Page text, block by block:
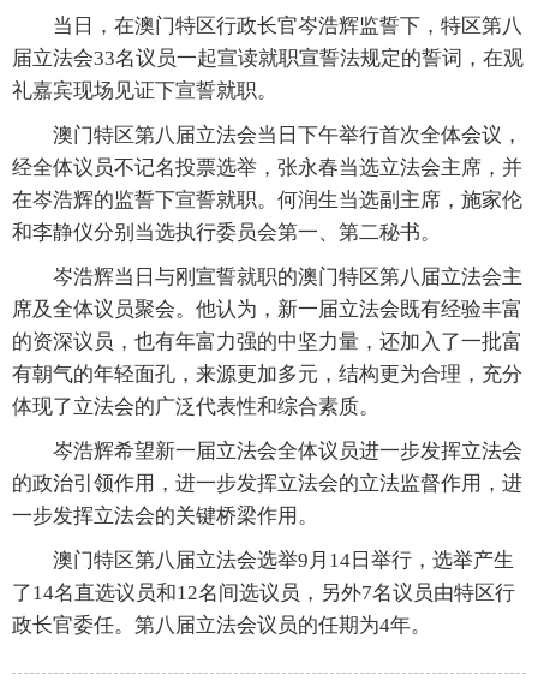
当日，在澳门特区行政长官岑浩辉监誓下，特区第八
届立法会33名议员一起宣读就职宣誓法规定的誓词，在观
礼嘉宾现场见证下宣誓就职。
澳门特区第八届立法会当日下午举行首次全体会议，
经全体议员不记名投票选举，张永春当选立法会主席，并
在岑浩辉的监誓下宣誓就职。何润生当选副主席，施家伦
和李静仪分别当选执行委员会第一、第二秘书。
岑浩辉当日与刚宣誓就职的澳门特区第八届立法会主
席及全体议员聚会。他认为，新一届立法会既有经验丰富
的资深议员，也有年富力强的中坚力量，还加入了一批富
有朝气的年轻面孔，来源更加多元，结构更为合理，充分
体现了立法会的广泛代表性和综合素质。
岑浩辉希望新一届立法会全体议员进一步发挥立法会
的政治引领作用，进一步发挥立法会的立法监督作用，进
一步发挥立法会的关键桥梁作用。
澳门特区第八届立法会选举9月14日举行，选举产生
了14名直选议员和12名间选议员，另外7名议员由特区行
政长官委任。第八届立法会议员的任期为4年。